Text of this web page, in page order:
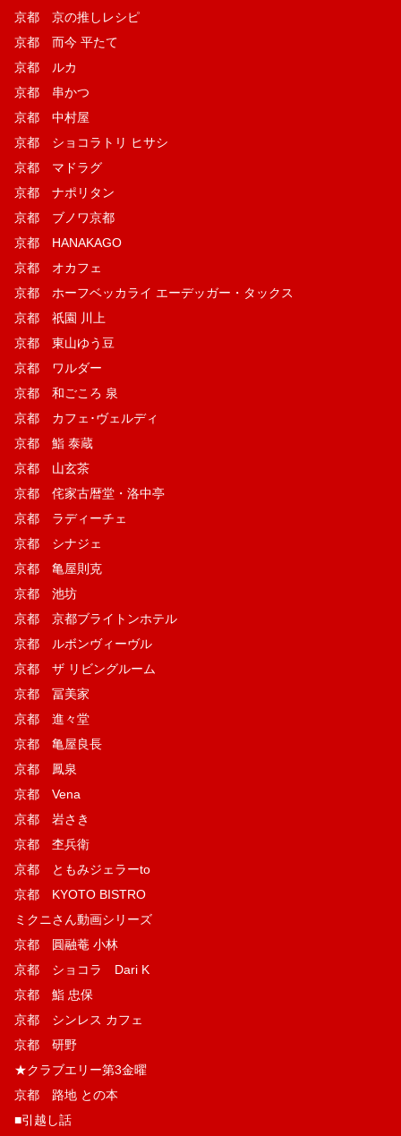
京都 京の推しレシピ
京都 而今 平たて
京都 ルカ
京都 串かつ
京都 中村屋
京都 ショコラトリ ヒサシ
京都 マドラグ
京都 ナポリタン
京都 ブノワ京都
京都 HANAKAGO
京都 オカフェ
京都 ホーフベッカライ エーデッガー・タックス
京都 祇園 川上
京都 東山ゆう豆
京都 ワルダー
京都 和ごころ 泉
京都 カフェ･ヴェルディ
京都 鮨 泰蔵
京都 山玄茶
京都 侘家古暦堂・洛中亭
京都 ラディーチェ
京都 シナジェ
京都 亀屋則克
京都 池坊
京都 京都ブライトンホテル
京都 ルボンヴィーヴル
京都 ザ リビングルーム
京都 冨美家
京都 進々堂
京都 亀屋良長
京都 鳳泉
京都 Vena
京都 岩さき
京都 杢兵衛
京都 ともみジェラーto
京都 KYOTO BISTRO
ミクニさん動画シリーズ
京都 圓融菴 小林
京都 ショコラ Dari K
京都 鮨 忠保
京都 シンレス カフェ
京都 研野
★クラブエリー第3金曜
京都 路地 との本
■引越し話